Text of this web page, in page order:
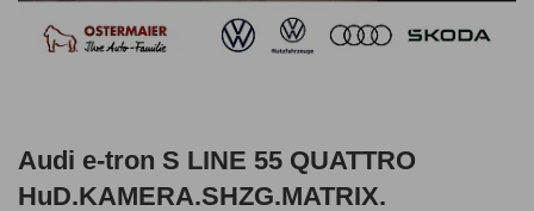
Audi e-tron S LINE 55 QUATTRO
HuD.KAMERA.SHZG.MATRIX.